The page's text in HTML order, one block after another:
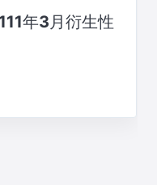
年3月衍生性